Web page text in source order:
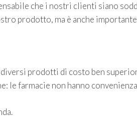
che i nostri clienti siano
prodotto, ma è anche
prodotti di costo ben
le farmacie non hanno convenienza